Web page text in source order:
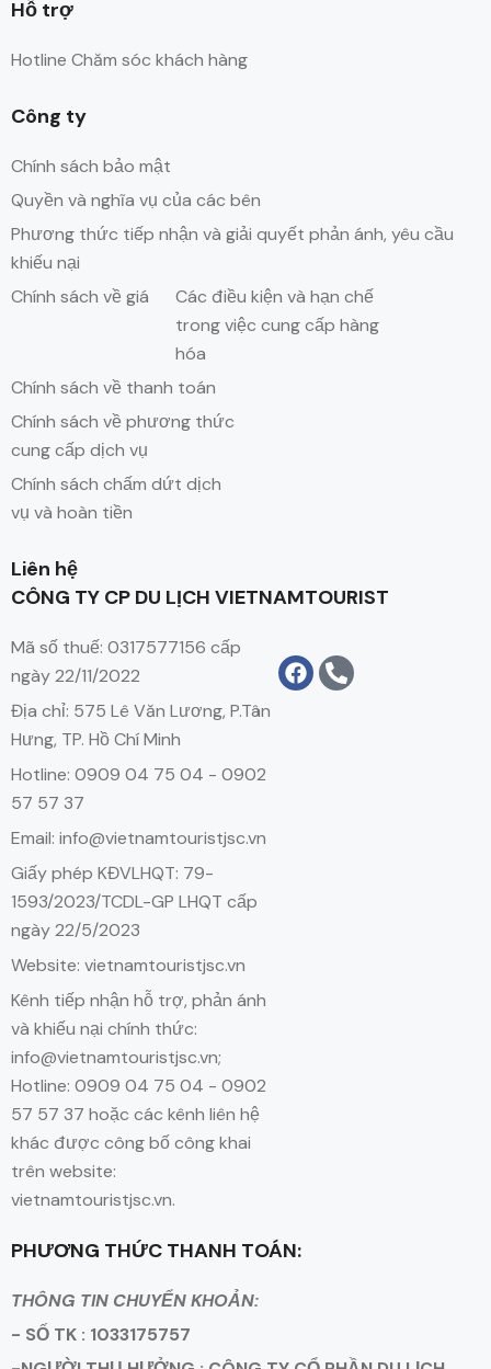
Hỗ trợ
Hotline Chăm sóc khách hàng
Công ty
Chính sách bảo mật
Quyền và nghĩa vụ của các bên
Phương thức tiếp nhận và giải quyết phản ánh, yêu cầu
khiếu nại
Chính sách về giá
Các điều kiện và hạn chế
trong việc cung cấp hàng
hóa
Chính sách về thanh toán
Chính sách về phương thức
cung cấp dịch vụ
Chính sách chấm dứt dịch
vụ và hoàn tiền
Liên hệ
CÔNG TY CP DU LỊCH VIETNAMTOURIST
Mã số thuế: 0317577156 cấp
ngày 22/11/2022
Địa chỉ: 575 Lê Văn Lương, P.Tân
Hưng, TP. Hồ Chí Minh
Hotline: 0909 04 75 04 - 0902
57 57 37
Email: info@vietnamtouristjsc.vn
Giấy phép KĐVLHQT: 79-
1593/2023/TCDL-GP LHQT cấp
ngày 22/5/2023
Website: vietnamtouristjsc.vn
Kênh tiếp nhận hỗ trợ, phản ánh
và khiếu nại chính thức:
info@vietnamtouristjsc.vn;
Hotline: 0909 04 75 04 - 0902
57 57 37 hoặc các kênh liên hệ
khác được công bố công khai
trên website:
vietnamtouristjsc.vn.
PHƯƠNG THỨC THANH TOÁN:
THÔNG TIN CHUYỂN KHOẢN:
- SỐ TK : 1033175757